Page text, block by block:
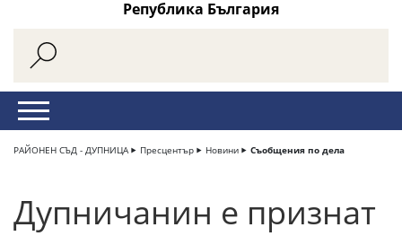
Република България
РАЙОНЕН СЪД - ДУПНИЦА Пресцентър Новини Съобщения по дела
Дупничанин е признат